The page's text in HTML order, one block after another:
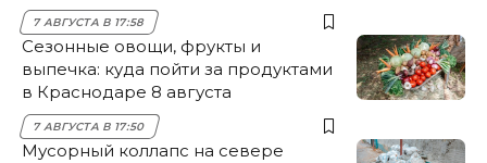
7 АВГУСТА В 17:58
Сезонные овощи, фрукты и
выпечка: куда пойти за продуктами
в Краснодаре 8 августа
7 АВГУСТА В 17:50
Мусорный коллапс на севере